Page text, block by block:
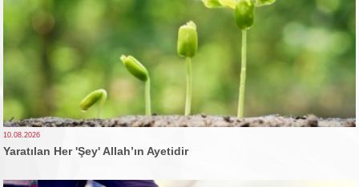
10.08.2026
Yaratılan Her 'Şey' Allah’ın Ayetidir